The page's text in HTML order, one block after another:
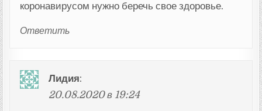
коронавирусом нужно беречь свое здоровье.
Ответить
Лидия:
20.08.2020 в 19:24